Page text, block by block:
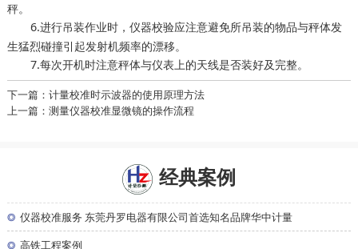
秤。
6.进行吊装作业时， 仪器校验应注意避免所吊装的物品与秤体发
生猛烈碰撞引起发射机频率的漂移。
7.每次开机时注意秤体与仪表上的天线是否装好及完整。
下一篇：计量校准时示波器的使用原理方法
上一篇：测量仪器校准显微镜的操作流程
经典案例
◎ 仪器校准服务 东莞丹罗电器有限公司首选知名品牌华中计量
◎ 高铁工程案例